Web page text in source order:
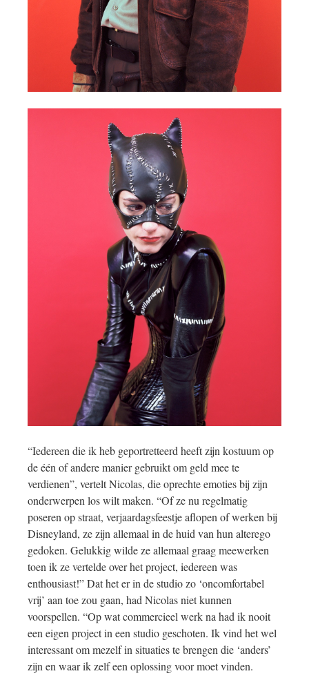
“Iedereen die ik heb geportretteerd heeft zijn kostuum op
de één of andere manier gebruikt om geld mee te
verdienen”, vertelt Nicolas, die oprechte emoties bij zijn
onderwerpen los wilt maken. “Of ze nu regelmatig
poseren op straat, verjaardagsfeestje aflopen of werken bij
Disneyland, ze zijn allemaal in de huid van hun alterego
gedoken. Gelukkig wilde ze allemaal graag meewerken
toen ik ze vertelde over het project, iedereen was
enthousiast!” Dat het er in de studio zo ‘oncomfortabel
vrij’ aan toe zou gaan, had Nicolas niet kunnen
voorspellen. “Op wat commercieel werk na had ik nooit
een eigen project in een studio geschoten. Ik vind het wel
interessant om mezelf in situaties te brengen die ‘anders’
zijn en waar ik zelf een oplossing voor moet vinden.